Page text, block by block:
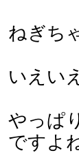
ねぎち
いえい
やっぱ
ですよ